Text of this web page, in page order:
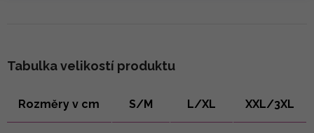
Tabulka velikostí produktu
Rozměry v cm S/M L/XL XXL/3XL